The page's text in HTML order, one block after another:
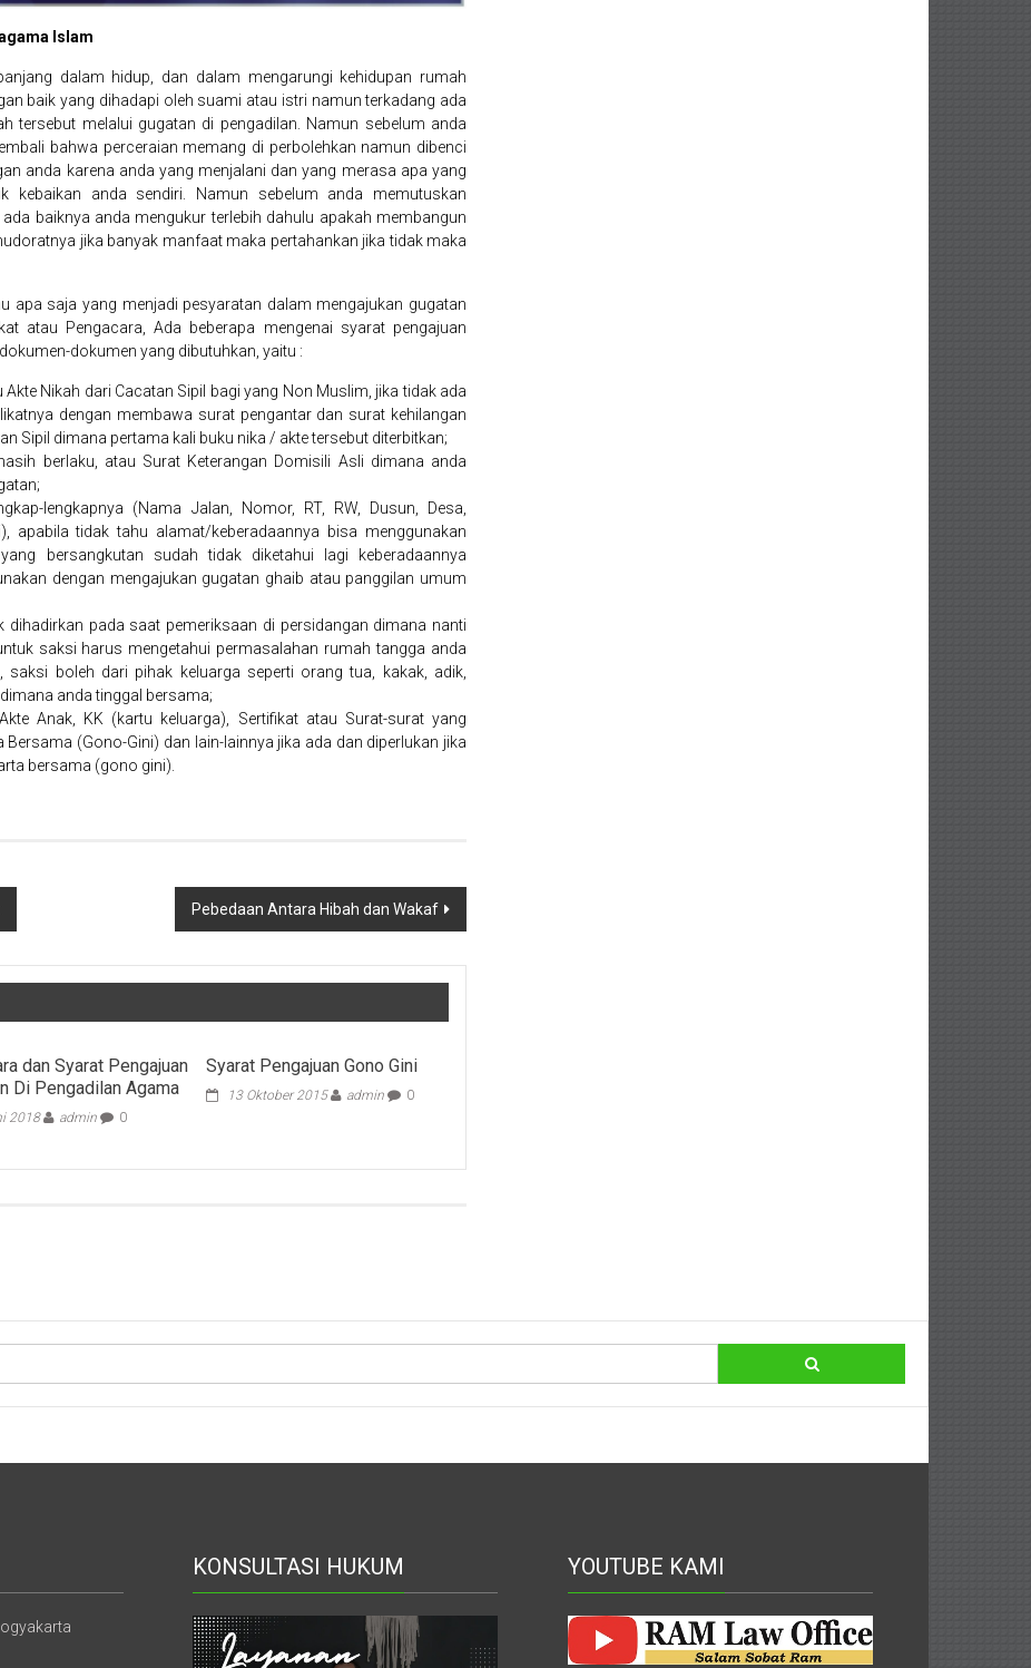
Islam
dalam hidup, dan dalam mengarungi kehidupan rumah
baik yang dihadapi oleh suami atau istri namun terkadang ada
tersebut melalui gugatan di pengadilan. Namun sebelum anda
bahwa perceraian memang di perbolehkan namun dibenci
anda karena anda yang menjalani dan yang merasa apa yang
kebaikan anda sendiri. Namun sebelum anda memutuskan
baiknya anda mengukur terlebih dahulu apakah membangun
jika banyak manfaat maka pertahankan jika tidak maka
apa saja yang menjadi pesyaratan dalam mengajukan gugatan
atau Pengacara, Ada beberapa mengenai syarat pengajuan
dokumen yang dibutuhkan, yaitu :
Nikah dari Cacatan Sipil bagi yang Non Muslim, jika tidak ada
dengan membawa surat pengantar dan surat kehilangan
Sipil dimana pertama kali buku nika / akte tersebut diterbitkan;
berlaku, atau Surat Keterangan Domisili Asli dimana anda
lengkapnya (Nama Jalan, Nomor, RT, RW, Dusun, Desa,
apabila tidak tahu alamat/keberadaannya bisa menggunakan
bersangkutan sudah tidak diketahui lagi keberadaannya
dengan mengajukan gugatan ghaib atau panggilan umum
pada saat pemeriksaan di persidangan dimana nanti
saksi harus mengetahui permasalahan rumah tangga anda
saksi boleh dari pihak keluarga seperti orang tua, kakak, adik,
anda tinggal bersama;
Anak, KK (kartu keluarga), Sertifikat atau Surat-surat yang
(Gono-Gini) dan lain-lainnya jika ada dan diperlukan jika
bersama (gono gini).
Pebedaan Antara Hibah dan Wakaf
dan Syarat Pengajuan
Di Pengadilan Agama
2018 admin 0
Syarat Pengajuan Gono Gini
13 Oktober 2015 admin 0
KONSULTASI HUKUM YOUTUBE KAMI